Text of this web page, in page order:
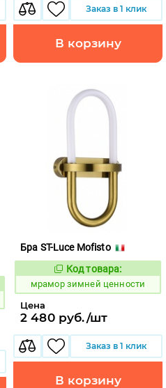
Заказ в 1 клик
В корзину
Бра ST-Luce Mofisto
Код:
1066492
Код товара:
мрамор зимней ценности
Цена
2 480 руб./шт
Заказ в 1 клик
В корзину